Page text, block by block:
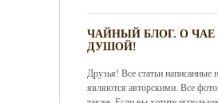
ЧАЙНЫЙ БЛОГ. О ЧАЕ
ДУШОЙ!
Друзья! Все статьи написанные
являются авторскими. Все